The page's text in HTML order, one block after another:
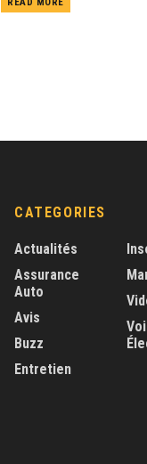
READ MORE
CATEGORIES
Actualités
Assurance
Auto
Avis
Buzz
Entretien